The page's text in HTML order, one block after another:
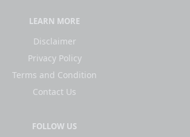
LEARN MORE
Disclaimer
Privacy Policy
Terms and Condition
Contact Us
FOLLOW US